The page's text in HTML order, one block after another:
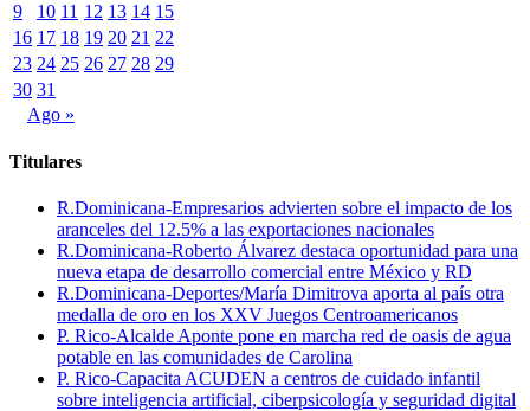
9
10 11 12 13 14 15
16 17 18 19 20 21 22
23 24 25 26 27 28 29
30 31
Ago »
Titulares
R.Dominicana-Empresarios advierten sobre el impacto de los
aranceles del 12.5% a las exportaciones nacionales
R.Dominicana-Roberto Álvarez destaca oportunidad para una
nueva etapa de desarrollo comercial entre México y RD
R.Dominicana-Deportes/María Dimitrova aporta al país otra
medalla de oro en los XXV Juegos Centroamericanos
P. Rico-Alcalde Aponte pone en marcha red de oasis de agua
potable en las comunidades de Carolina
P. Rico-Capacita ACUDEN a centros de cuidado infantil
sobre inteligencia artificial, ciberpsicología y seguridad digital